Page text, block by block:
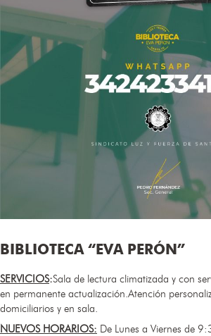
BIBLIOTECA “EVA PERÓN”
SERVICIOS:Sala de lectura climatizada y con
en permanente actualización.Atención
domiciliarios y en sala.
NUEVOS HORARIOS:​ De Lunes a Viernes de